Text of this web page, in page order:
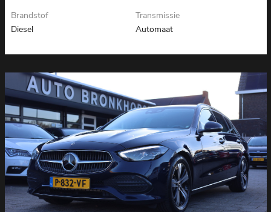
Brandstof
Diesel
Transmissie
Automaat